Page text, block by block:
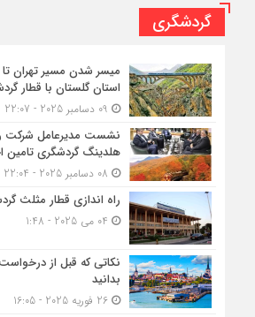
گردشگری
میسر شدن مسیر تهران تا
استان گلستان با قطار
نشست مدیرعامل شرکت
هلدینگ گردشگری تامین
راه اندازی قطار مثلث
نکاتی که قبل از
بدانید
26 فوریه 2025 - 16:05